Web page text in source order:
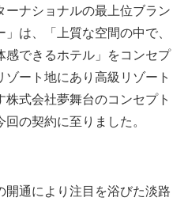
ーナショナルの最上位ブラン
は、「上質な空間の中で、
感できるホテル」をコンセプ
ゾート地にあり高級リゾート
式会社夢舞台のコンセプト
の契約に至りました。
通により注目を浴びた淡路